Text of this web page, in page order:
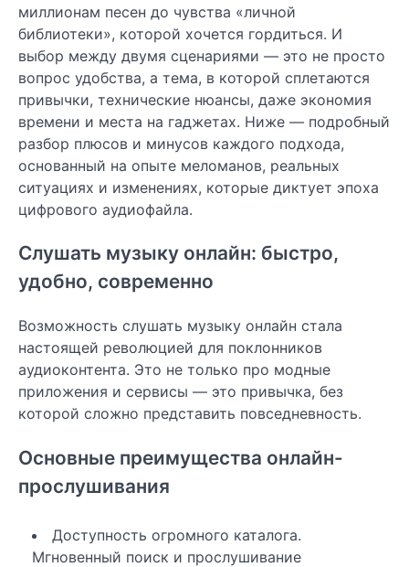
миллионам песен до чувства «личной
библиотеки», которой хочется гордиться. И
выбор между двумя сценариями — это не просто
вопрос удобства, а тема, в которой сплетаются
привычки, технические нюансы, даже экономия
времени и места на гаджетах. Ниже — подробный
разбор плюсов и минусов каждого подхода,
основанный на опыте меломанов, реальных
ситуациях и изменениях, которые диктует эпоха
цифрового аудиофайла.
Слушать музыку онлайн: быстро,
удобно, современно
Возможность слушать музыку онлайн стала
настоящей революцией для поклонников
аудиоконтента. Это не только про модные
приложения и сервисы — это привычка, без
которой сложно представить повседневность.
Основные преимущества онлайн-
прослушивания
Доступность огромного каталога.
Мгновенный поиск и прослушивание